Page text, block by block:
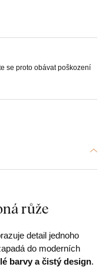
se proto obávat poškození
růže
detail jednoho
do moderních
barvy a čistý design.